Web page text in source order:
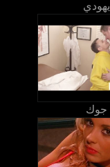
يهودي
جوك